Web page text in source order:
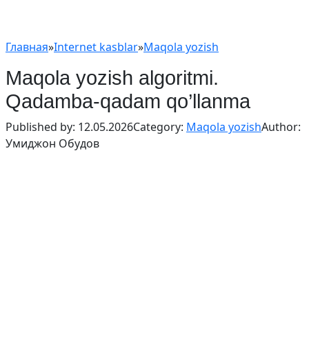
Главная»Internet kasblar»Maqola yozish
Maqola yozish algoritmi.
Qadamba-qadam qo’llanma
Published by: 12.05.2026Category: Maqola yozishAuthor:
Умиджон Обудов